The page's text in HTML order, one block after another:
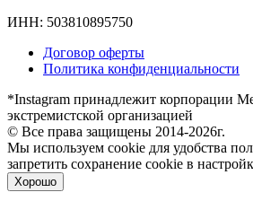
ИНН: 503810895750
Договор оферты
Политика конфиденциальности
*Instagram принадлежит корпорации
экстремистской организацией
© Все права защищены 2014-2026г.
Мы используем cookie для удобства
запретить сохранение cookie в
Хорошо